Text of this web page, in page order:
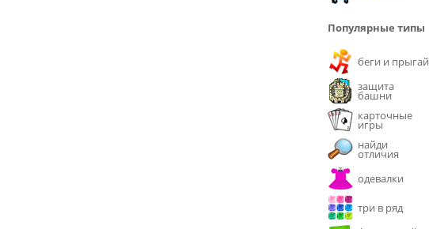
Популярные типы
беги и прыгай
защита
башни
карточные
игры
найди
отличия
одевалки
три в ряд